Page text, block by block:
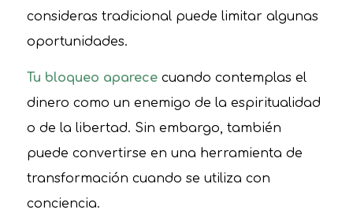
consideras tradicional puede limitar algunas
oportunidades.
Tu bloqueo aparececuando contemplas el
dinero como un enemigo de la espiritualidad
o de la libertad. Sin embargo, también
puede convertirse en una herramienta de
transformación cuando se utiliza con
conciencia.